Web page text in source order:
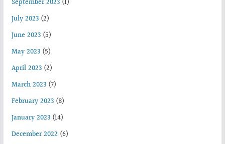
September 2023(1)
July 2023(2)
June 2023(5)
May 2023(5)
April 2023(2)
March 2023(7)
February 2023(8)
January 2023(14)
December 2022 (6)